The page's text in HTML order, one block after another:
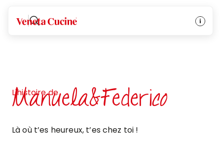
Veneta Cucine
L'histoire de
Manuela&Federico
Là où t’es heureux, t’es chez toi !